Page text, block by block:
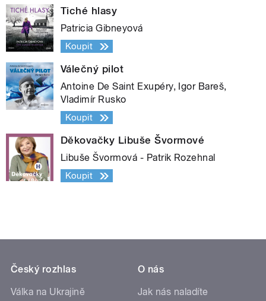
Tiché hlasy
Patricia Gibneyová
Koupit
Válečný pilot
Antoine De Saint Exupéry, Igor Bareš,
Vladimír Rusko
Koupit
Děkovačky Libuše Švormové
Libuše Švormová - Patrik Rozehnal
Koupit
Český rozhlas
Válka na Ukrajině
O nás
Jak nás naladíte